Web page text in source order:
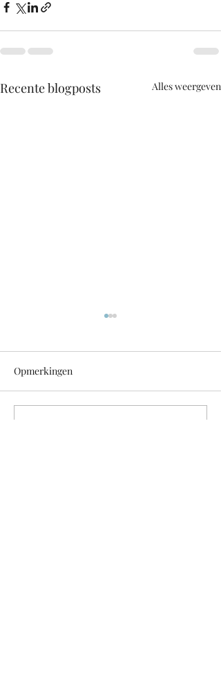
Recente blogposts Alles weergeven
Opmerkingen